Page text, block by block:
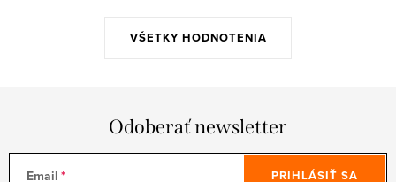
VŠETKY HODNOTENIA
Odoberať newsletter
Email PRIHLÁSIŤ SA